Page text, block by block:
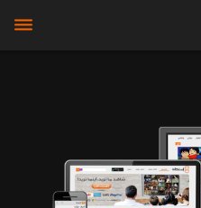
bars